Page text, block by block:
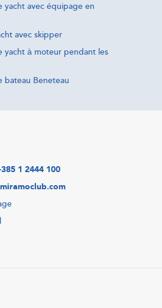
yacht avec équipage en
avec skipper
yacht à moteur pendant les
bateau Beneteau
1 2444 100